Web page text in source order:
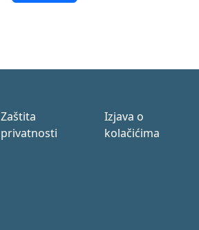
Zaštita
privatnosti
Izjava o
kolačićima